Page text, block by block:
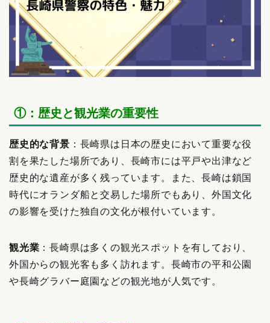
①：歴史と観光業の重要性
歴史的な背景 ：長崎県は日本の歴史において重要な役
割を果たした場所であり、長崎市には平戸や出津など
歴史的な遺産が多く残っています。また、長崎は鎖国
時代にオランダ船と交易した場所でもあり、外国文化
の影響を受けた独自の文化が根付いています。
観光業 ：長崎県は多くの観光スポットを有しており、
外国からの観光客も多く訪れます。長崎市の平和公園
や長崎グラバー庭園などの観光地が人気です。